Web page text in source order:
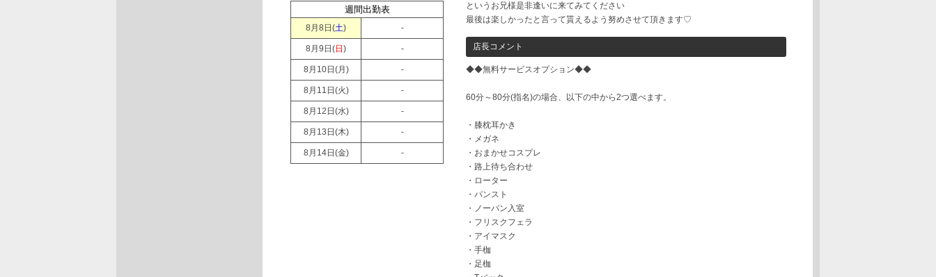
週間出勤表
8月8日(土) -
8月9日(日 ) -
8月10日(月 ) -
8月11日(火) -
8月12日(水) -
8月13日(木) -
8月14日(金) -
というお兄様是非逢いに来てみてください‎‪
最後は楽しかったと言って貰えるよう努めさせて頂きます♡
店長コメント
◆◆無料サービスオプション◆◆
60分～80分(指名)の場合、以下の中から2つ選べます。
・膝枕耳かき
・メガネ
・おまかせコスプレ
・路上待ち合わせ
・ローター
・パンスト
・ノーパン入室
・フリスクフェラ
・アイマスク
・手枷
・足枷